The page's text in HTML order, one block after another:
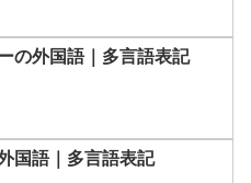
の外国語｜多言語表記
国語｜多言語表記